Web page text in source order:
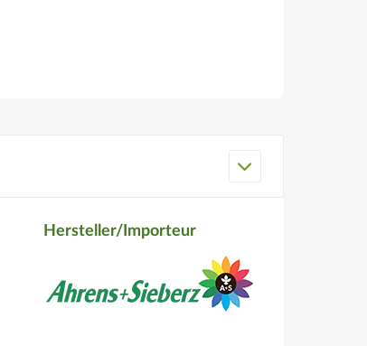
Hersteller/Importeur